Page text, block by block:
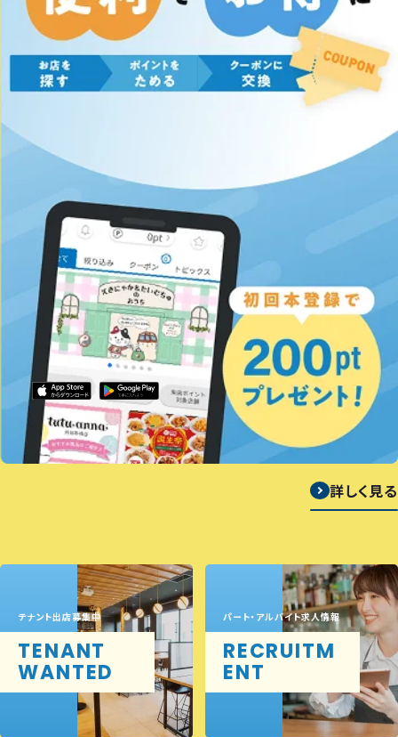
詳しく見る
テナント出店募集中
TENANT
WANTED
パート・アルバイト求人情報
RECRUITM
ENT